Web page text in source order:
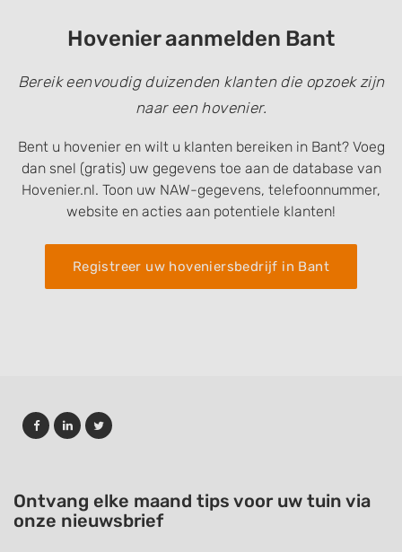
Hovenier aanmelden Bant
Bereik eenvoudig duizenden klanten die opzoek zijn
naar een hovenier.
Bent u hovenier en wilt u klanten bereiken in Bant? Voeg
dan snel (gratis) uw gegevens toe aan de database van
Hovenier.nl. Toon uw NAW-gegevens, telefoonnummer,
website en acties aan potentiele klanten!
Registreer uw hoveniersbedrijf in Bant
Ontvang elke maand tips voor uw tuin via
onze nieuwsbrief